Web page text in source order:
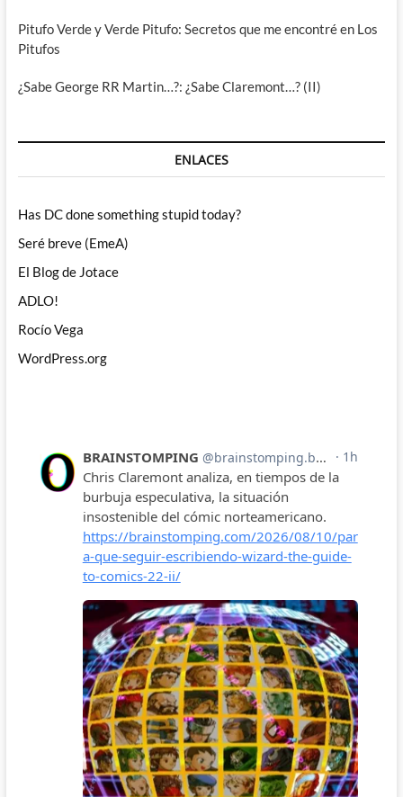
Pitufo Verde y Verde Pitufo: Secretos que me encontré en Los
Pitufos
¿Sabe George RR Martin…?: ¿Sabe Claremont…? (II)
ENLACES
Has DC done something stupid today?
Seré breve (EmeA)
El Blog de Jotace
ADLO!
Rocío Vega
WordPress.org